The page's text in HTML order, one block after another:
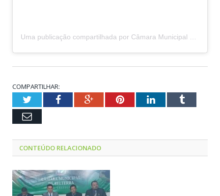
COMPARTILHAR:
TwitterFacebookGoogle+PinterestLinkedInTumblr
Email
CONTEÚDO RELACIONADO